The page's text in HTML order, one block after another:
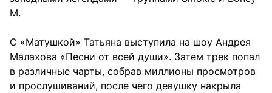
M.
С «Матушкой» Татьяна выступила на шоу Андрея
Малахова «Песни от всей души». Затем трек попал
в различные чарты, собрав миллионы просмотров
и прослушиваний, после чего девушку накрыла